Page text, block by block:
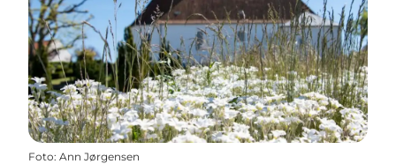
Foto: Ann Jørgensen